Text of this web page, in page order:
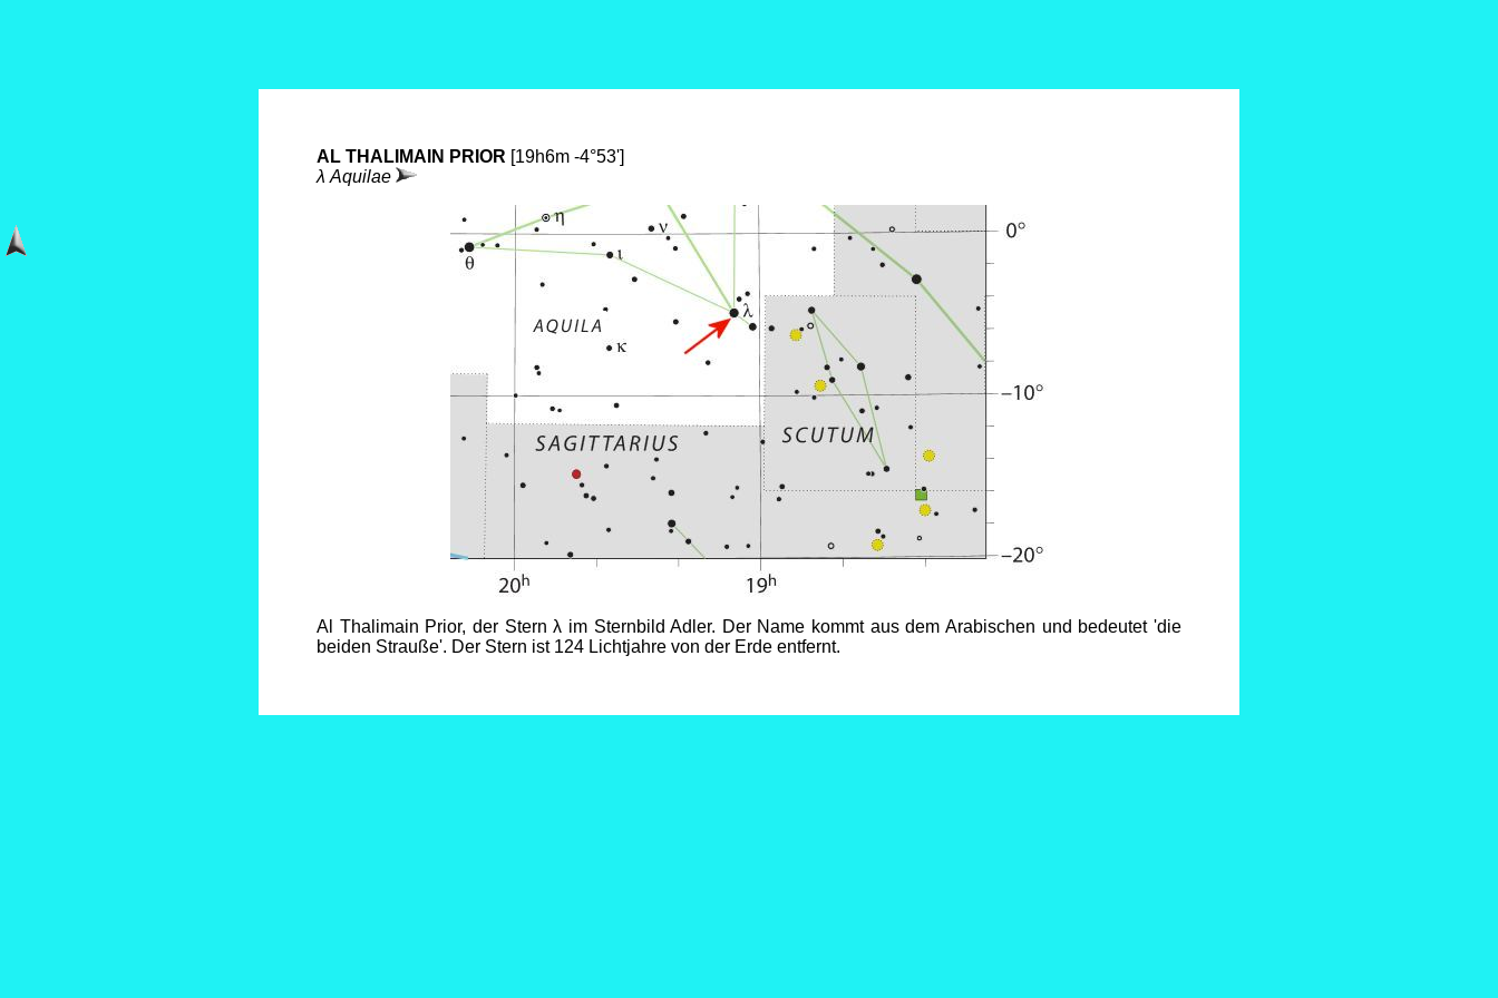
AL THALIMAIN PRIOR [19h6m -4°53']
λ Aquilae
Al Thalimain Prior, der Stern λ im Sternbild Adler. Der Name kommt aus dem Arabischen und bedeutet 'die
beiden Strauße'. Der Stern ist 124 Lichtjahre von der Erde entfernt.